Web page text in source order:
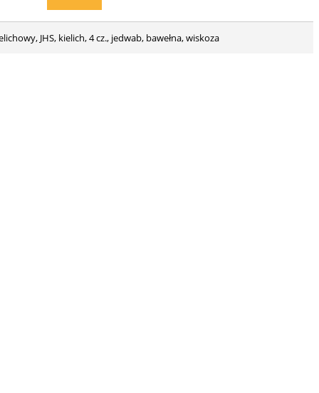
JHS, kielich, 4 cz., jedwab, bawełna, wiskoza